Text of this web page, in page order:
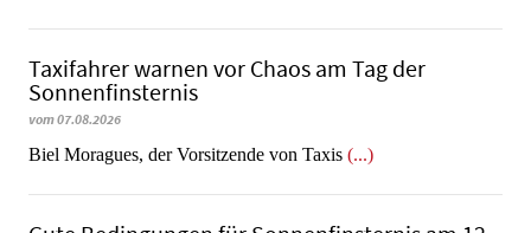
Taxifahrer warnen vor Chaos am Tag der
Sonnenfinsternis
vom 07.08.2026
​​​​​​​Biel Moragues, der Vorsitzende von Taxis (...)